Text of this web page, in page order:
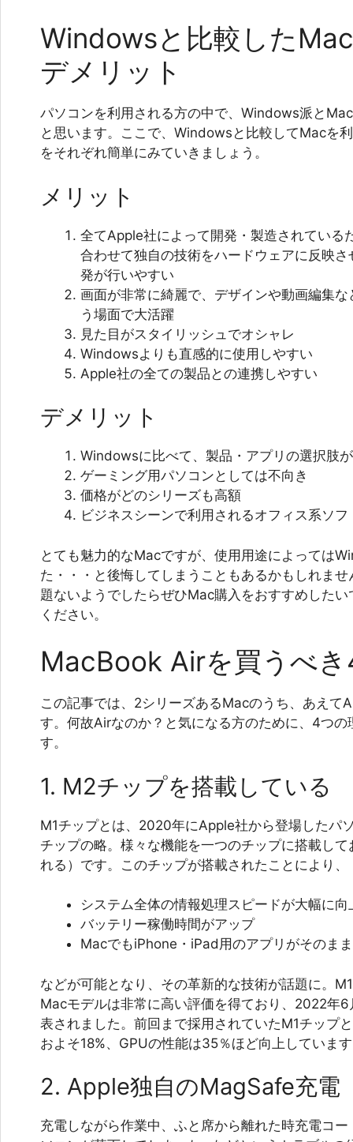
Windowsと比較した
デメリット
パソコンを利用される方の中で、Windows派と
と思います。ここで、Windowsと比較してMacを
をそれぞれ簡単にみていきましょう。
メリット
全てApple社によって開発・製造されている
合わせて独自の技術をハードウェアに反映
発が行いやすい
画面が非常に綺麗で、デザインや動画編集
う場面で大活躍
見た目がスタイリッシュでオシャレ
Windowsよりも直感的に使用しやすい
Apple社の全ての製品との連携しやすい
デメリット
Windowsに比べて、製品・アプリの選択肢
ゲーミング用パソコンとしては不向き
価格がどのシリーズも高額
ビジネスシーンで利用されるオフィス系ソ
とても魅力的なMacですが、使用用途によっては
た・・・と後悔してしまうこともあるかもしれま
題ないようでしたらぜひMac購入をおすすめした
ください。
MacBook Airを買うべ
この記事では、2シリーズあるMacのうち、あえて
す。何故Airなのか？と気になる方のために、4つ
す。
1. M2チップを搭載している
M1チップとは、2020年にApple社から登場したパ
チップの略。様々な機能を一つのチップに搭載し
れる）です。このチップが搭載されたことにより、
システム全体の情報処理スピードが大幅に向
バッテリー稼働時間がアップ
MacでもiPhone・iPad用のアプリがそのま
などが可能となり、その革新的な技術が話題に。
Macモデルは非常に高い評価を得ており、2022年
表されました。前回まで採用されていたM1チップ
およそ18%、GPUの性能は35％ほど向上していま
2. Apple独自のMagSafe充電
充電しながら作業中、ふと席から離れた時充電コ